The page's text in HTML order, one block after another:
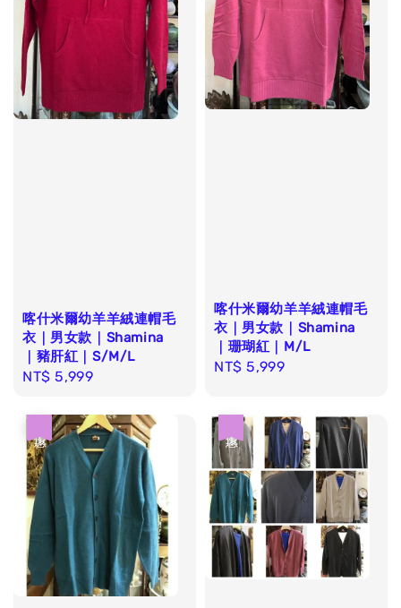
喀什米爾幼羊羊絨連帽毛
衣｜男女款｜Shamina
｜豬肝紅｜S/M/L
Regular
NT$ 5,999
喀什米爾幼羊羊絨連帽毛
衣｜男女款｜Shamina
｜珊瑚紅｜M/L
Regular
NT$ 5,999